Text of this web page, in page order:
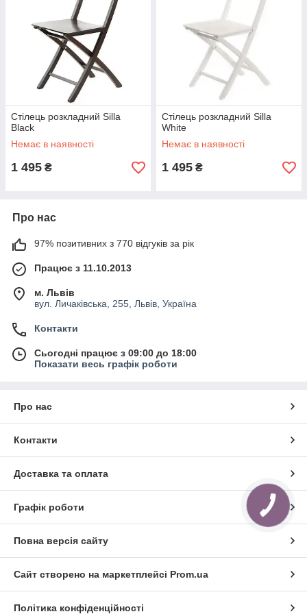
Стілець розкладний Silla
Black
Немає в наявності
1 495 ₴
Стілець розкладний Silla
White
Немає в наявності
1 495 ₴
Про нас
97% позитивних з 770 відгуків за рік
Працює з 11.10.2013
м. Львів
вул. Личаківська, 255, Львів, Україна
Контакти
Сьогодні працює з 09:00 до 18:00
Показати весь графік роботи
Про нас
Контакти
Доставка та оплата
Графік роботи
Повна версія сайту
Сайт створено на маркетплейсі Prom.ua
Політика конфіденційності